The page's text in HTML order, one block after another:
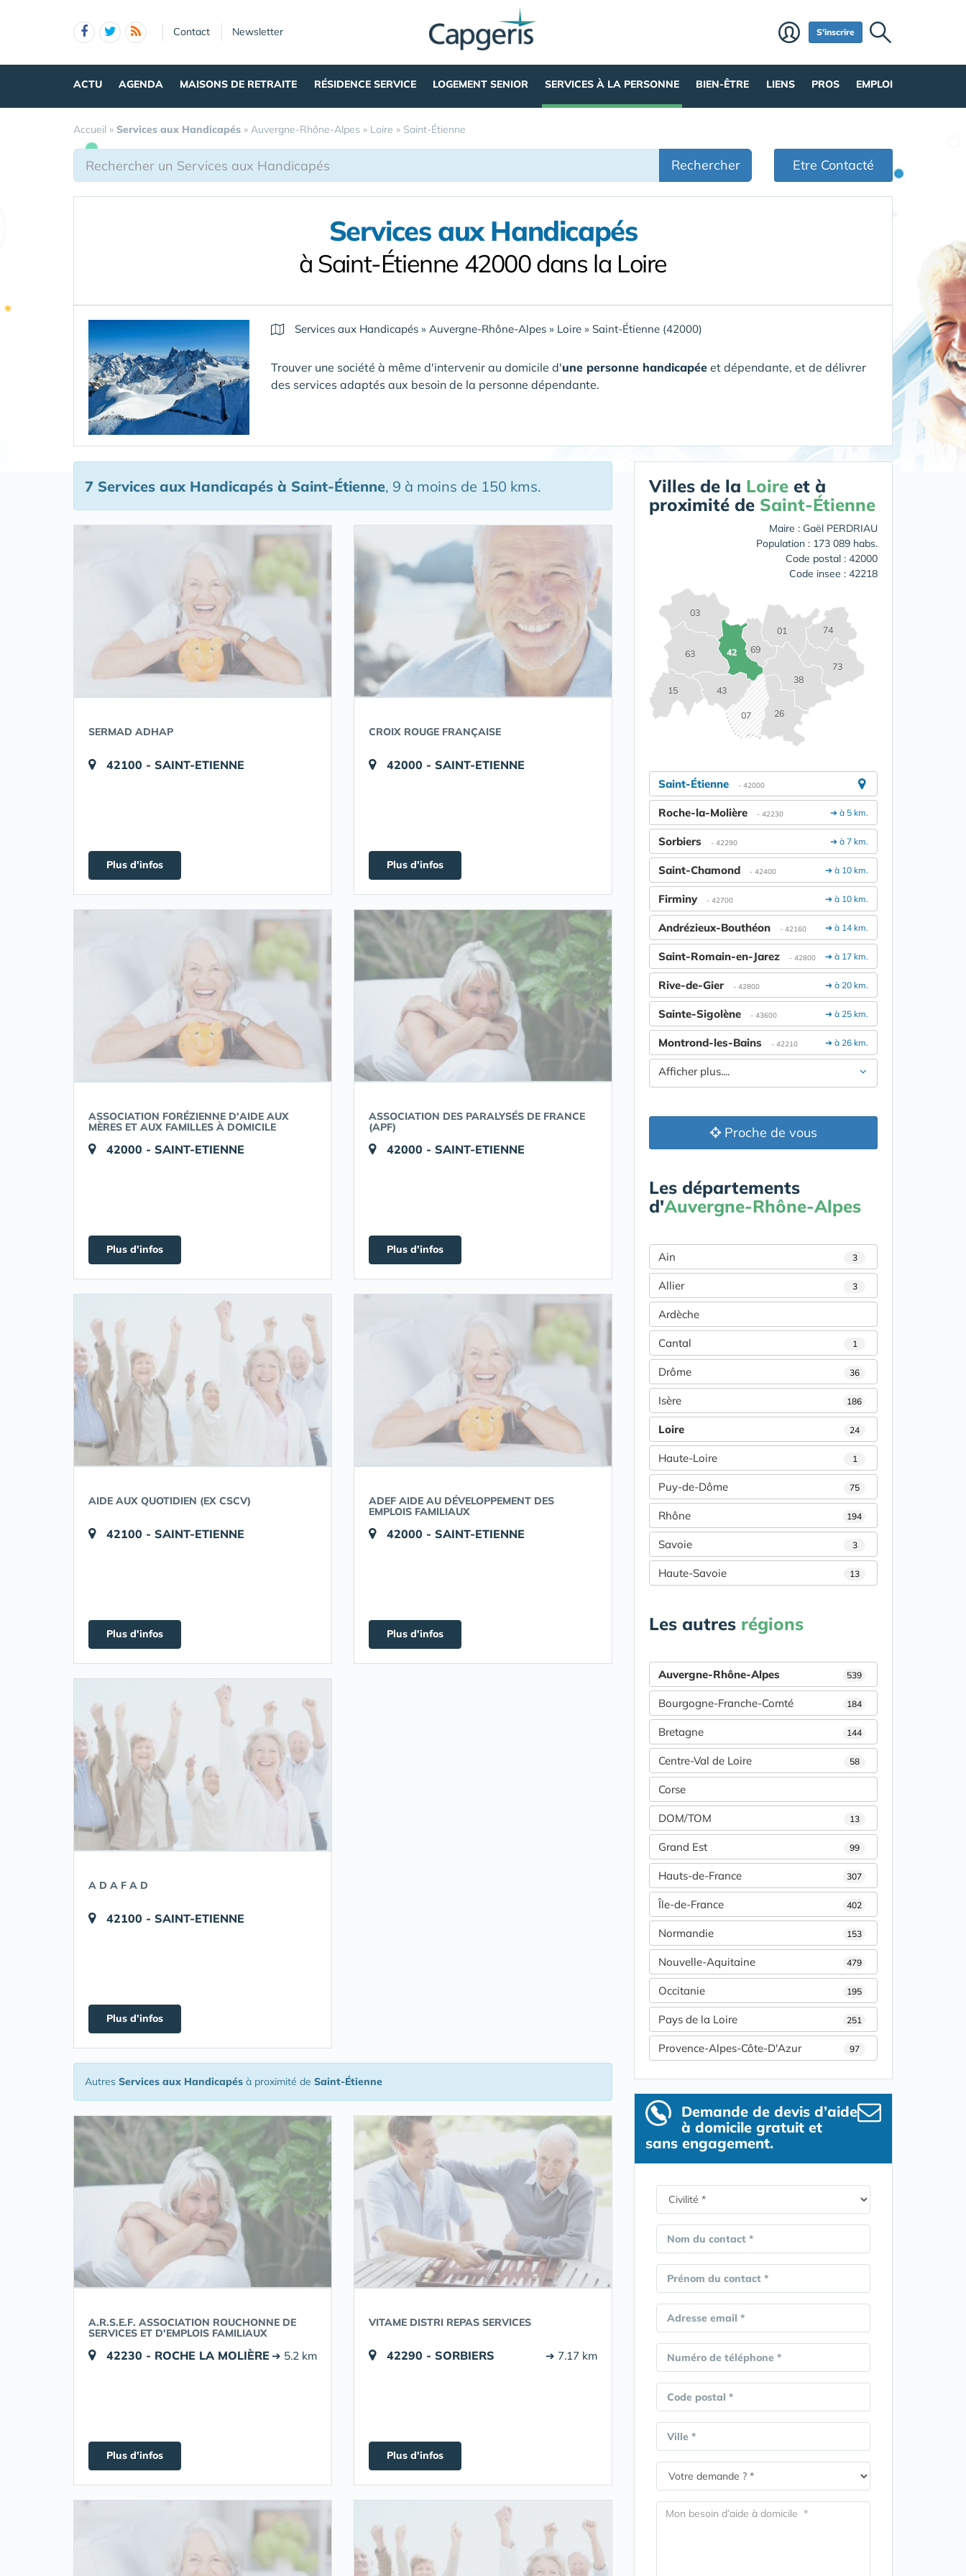
Contact Newsletter S'inscrire
ACTU AGENDA MAISONS DE RETRAITE RÉSIDENCE SERVICE LOGEMENT SENIOR SERVICES À LA PERSONNE BIEN-ÊTRE LIENS PROS EMPLOI
Accueil » Services aux Handicapés » Auvergne-Rhône-Alpes » Loire » Saint-Étienne
Rechercher Etre Contacté
Services aux Handicapés
à Saint-Étienne 42000 dans la Loire
Services aux Handicapés » Auvergne-Rhône-Alpes » Loire » Saint-Étienne (42000)
Trouver une société à même d'intervenir au domicile d'une personne handicapée et dépendante, et de délivrer
des services adaptés aux besoin de la personne dépendante.
7 Services aux Handicapés à Saint-Étienne, 9 à moins de 150 kms.
SERMAD ADHAP
42100 - SAINT-ETIENNE
Plus d'infos
CROIX ROUGE FRANÇAISE
42000 - SAINT-ETIENNE
Plus d'infos
ASSOCIATION FORÉZIENNE D'AIDE AUX
MÈRES ET AUX FAMILLES À DOMICILE
42000 - SAINT-ETIENNE
Plus d'infos
ASSOCIATION DES PARALYSÉS DE FRANCE
(APF)
42000 - SAINT-ETIENNE
Plus d'infos
AIDE AUX QUOTIDIEN (EX CSCV)
42100 - SAINT-ETIENNE
Plus d'infos
ADEF AIDE AU DÉVELOPPEMENT DES
EMPLOIS FAMILIAUX
42000 - SAINT-ETIENNE
Plus d'infos
A D A F A D
42100 - SAINT-ETIENNE
Plus d'infos
Autres Services aux Handicapés à proximité de Saint-Étienne
A.R.S.E.F. ASSOCIATION ROUCHONNE DE
SERVICES ET D'EMPLOIS FAMILIAUX
42230 - ROCHE LA MOLIÈRE ➔ 5.2 km
Plus d'infos
VITAME DISTRI REPAS SERVICES
42290 - SORBIERS ➔ 7.17 km
Plus d'infos
Villes de la Loire et à
proximité de Saint-Étienne
Maire : Gaël PERDRIAU
Population : 173 089 habs.
Code postal : 42000
Code insee : 42218
01
03
07
15
26
38
42
43
63
69
73
74
Saint-Étienne - 42000
➔ à 5 km.
Roche-la-Molière - 42230
➔ à 7 km.
Sorbiers - 42290
➔ à 10 km.
Saint-Chamond - 42400
➔ à 10 km.
Firminy - 42700
➔ à 14 km.
Andrézieux-Bouthéon - 42160
➔ à 17 km.
Saint-Romain-en-Jarez - 42800
➔ à 20 km.
Rive-de-Gier - 42800
➔ à 25 km.
Sainte-Sigolène - 43600
➔ à 26 km.
Montrond-les-Bains - 42210
Afficher plus....
Proche de vous
Les départements
d'Auvergne-Rhône-Alpes
Ain 3
Allier 3
Ardèche
Cantal 1
Drôme 36
Isère 186
Loire 24
Haute-Loire 1
Puy-de-Dôme 75
Rhône 194
Savoie 3
Haute-Savoie 13
Les autres régions
Auvergne-Rhône-Alpes 539
Bourgogne-Franche-Comté 184
Bretagne 144
Centre-Val de Loire 58
Corse
DOM/TOM 13
Grand Est 99
Hauts-de-France 307
Île-de-France 402
Normandie 153
Nouvelle-Aquitaine 479
Occitanie 195
Pays de la Loire 251
Provence-Alpes-Côte-D'Azur 97
Demande de devis d’aide
à domicile gratuit et
sans engagement.
Nom du contact *
Prénom du contact *
Adresse email *
Numéro de téléphone *
Code postal *
Ville *